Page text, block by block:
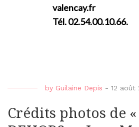
valencay.fr
Tél. 02.54.00.10.66.
by Guilaine Depis - 12 août
Crédits photos de «